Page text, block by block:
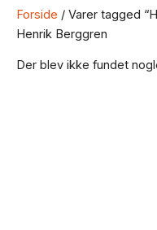
Forside / Varer tagged
Henrik Berggren
Der blev ikke fundet